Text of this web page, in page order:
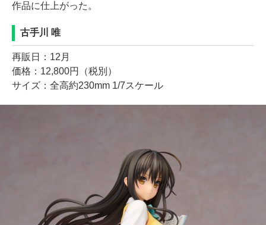
作品に仕上がった。
古手川 唯
再販日：12月
価格：12,800円（税別）
サイズ：全高約230mm 1/7スケール